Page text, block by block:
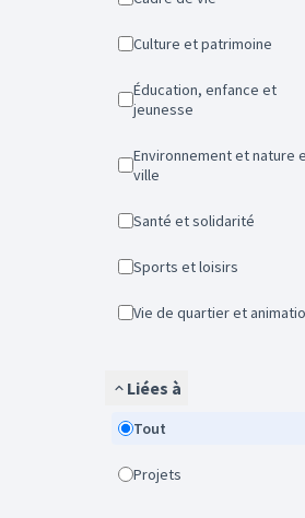
Culture et patrimoine
Éducation, enfance et
jeunesse
Environnement et nature en
ville
Santé et solidarité
Sports et loisirs
Vie de quartier et
Liées à
Tout
Projets